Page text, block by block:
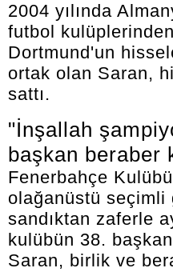
2004 yılında
futbol
Dortmund'un
ortak olan Saran,
sattı.
"İnşallah
başkan beraber
Fenerbahçe
olağanüstü seçimli
sandıktan zaferle
kulübün 38.
Saran, birlik ve